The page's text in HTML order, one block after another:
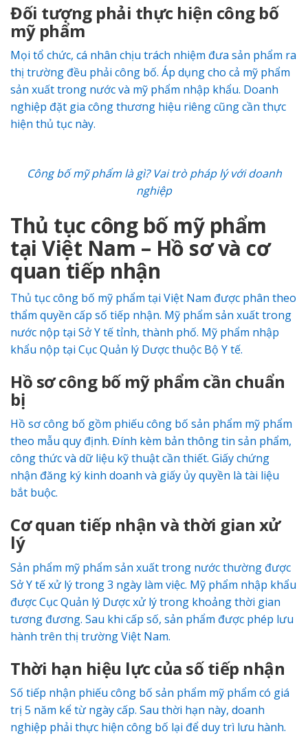
Đối tượng phải thực hiện công bố
mỹ phẩm
Mọi tổ chức, cá nhân chịu trách nhiệm đưa sản phẩm ra
thị trường đều phải công bố. Áp dụng cho cả mỹ phẩm
sản xuất trong nước và mỹ phẩm nhập khẩu. Doanh
nghiệp đặt gia công thương hiệu riêng cũng cần thực
hiện thủ tục này.
Công bố mỹ phẩm là gì? Vai trò pháp lý với doanh
nghiệp
Thủ tục công bố mỹ phẩm
tại Việt Nam – Hồ sơ và cơ
quan tiếp nhận
Thủ tục công bố mỹ phẩm tại Việt Nam được phân theo
thẩm quyền cấp số tiếp nhận. Mỹ phẩm sản xuất trong
nước nộp tại Sở Y tế tỉnh, thành phố. Mỹ phẩm nhập
khẩu nộp tại Cục Quản lý Dược thuộc Bộ Y tế.
Hồ sơ công bố mỹ phẩm cần chuẩn
bị
Hồ sơ công bố gồm phiếu công bố sản phẩm mỹ phẩm
theo mẫu quy định. Đính kèm bản thông tin sản phẩm,
công thức và dữ liệu kỹ thuật cần thiết. Giấy chứng
nhận đăng ký kinh doanh và giấy ủy quyền là tài liệu
bắt buộc.
Cơ quan tiếp nhận và thời gian xử
lý
Sản phẩm mỹ phẩm sản xuất trong nước thường được
Sở Y tế xử lý trong 3 ngày làm việc. Mỹ phẩm nhập khẩu
được Cục Quản lý Dược xử lý trong khoảng thời gian
tương đương. Sau khi cấp số, sản phẩm được phép lưu
hành trên thị trường Việt Nam.
Thời hạn hiệu lực của số tiếp nhận
Số tiếp nhận phiếu công bố sản phẩm mỹ phẩm có giá
trị 5 năm kể từ ngày cấp. Sau thời hạn này, doanh
nghiệp phải thực hiện công bố lại để duy trì lưu hành.